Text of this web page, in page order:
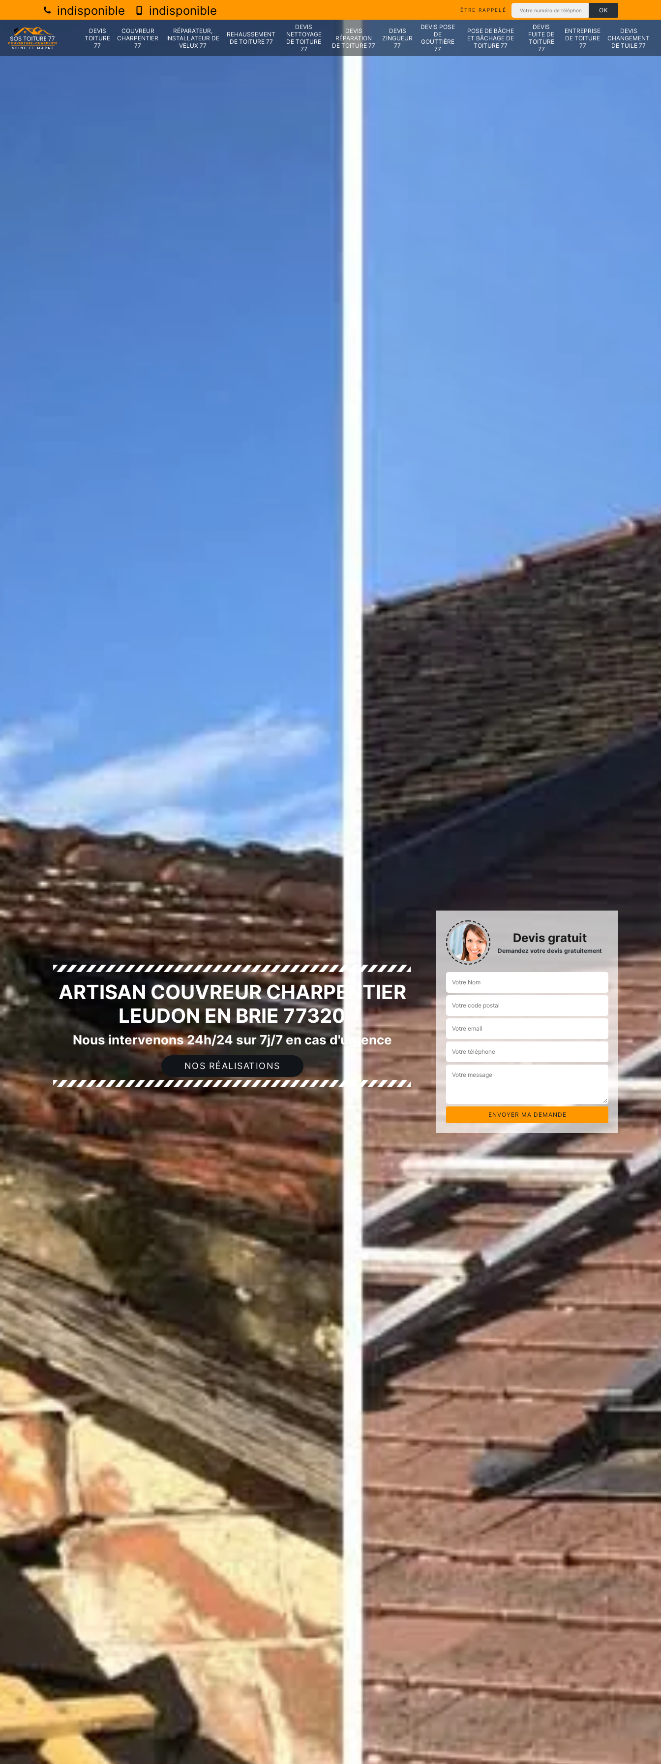
indisponible indisponible ÊTRE RAPPELÉ
DEVIS
TOITURE
77
COUVREUR
CHARPENTIER
77
RÉPARATEUR,
INSTALLATEUR DE
VELUX 77
REHAUSSEMENT
DE TOITURE 77
DEVIS
NETTOYAGE
DE TOITURE
77
DEVIS
RÉPARATION
DE TOITURE 77
DEVIS
ZINGUEUR
77
DEVIS POSE
DE
GOUTTIÈRE
77
POSE DE BÂCHE
ET BÂCHAGE DE
TOITURE 77
DEVIS
FUITE DE
TOITURE
77
ENTREPRISE
DE TOITURE
77
DEVIS
CHANGEMENT
DE TUILE 77
ARTISAN COUVREUR CHARPENTIER
LEUDON EN BRIE 77320
Nous intervenons 24h/24 sur 7j/7 en cas d'urgence
NOS RÉALISATIONS
Devis gratuit
Demandez votre devis gratuitement